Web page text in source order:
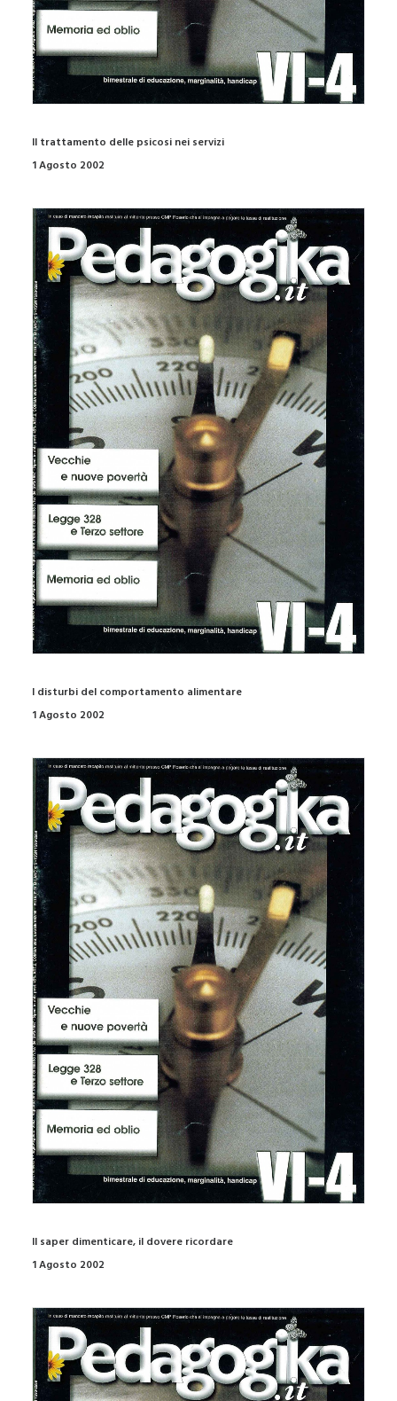
Il trattamento delle psicosi nei servizi
1 Agosto 2002
I disturbi del comportamento alimentare
1 Agosto 2002
Il saper dimenticare, il dovere ricordare
1 Agosto 2002